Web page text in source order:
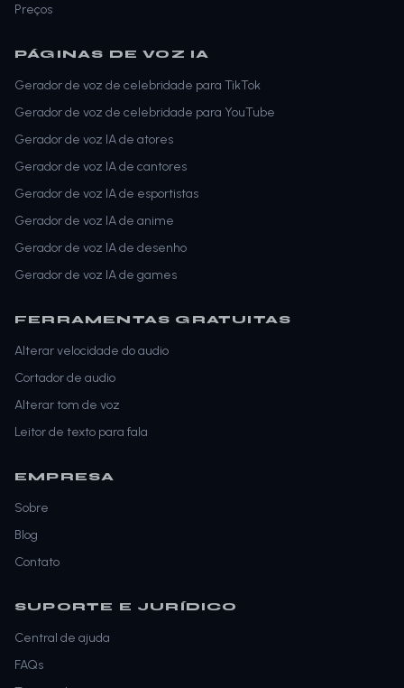
Preços
PÁGINAS DE VOZ IA
Gerador de voz de celebridade para TikTok
Gerador de voz de celebridade para YouTube
Gerador de voz IA de atores
Gerador de voz IA de cantores
Gerador de voz IA de esportistas
Gerador de voz IA de anime
Gerador de voz IA de desenho
Gerador de voz IA de games
FERRAMENTAS GRATUITAS
Alterar velocidade do audio
Cortador de audio
Alterar tom de voz
Leitor de texto para fala
EMPRESA
Sobre
Blog
Contato
SUPORTE E JURÍDICO
Central de ajuda
FAQs